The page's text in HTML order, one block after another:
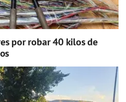
por robar 40 kilos de